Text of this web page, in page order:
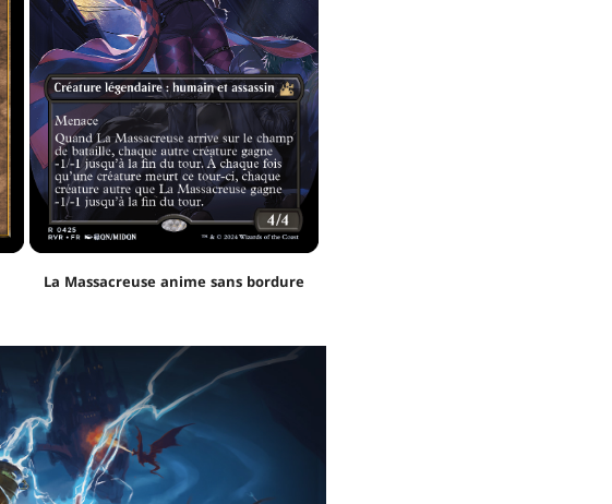
La Massacreuse anime sans bordure